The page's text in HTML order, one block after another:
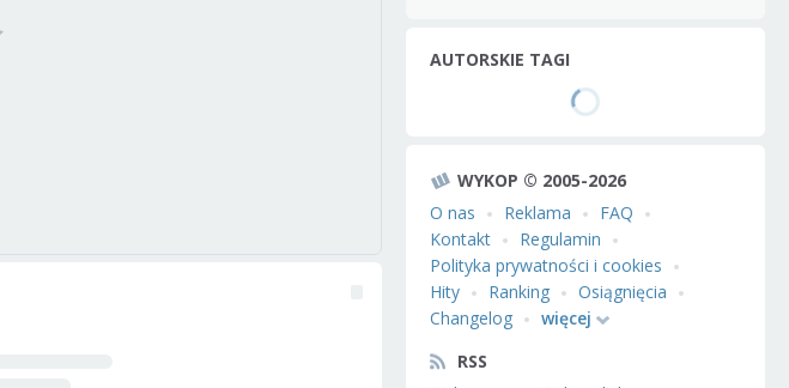
AUTORSKIE TAGI
WYKOP © 2005-2026
O nas
Reklama
FAQ
Kontakt
Regulamin
Polityka prywatności i cookies
Hity
Ranking
Osiągnięcia
Changelog
więcej
RSS